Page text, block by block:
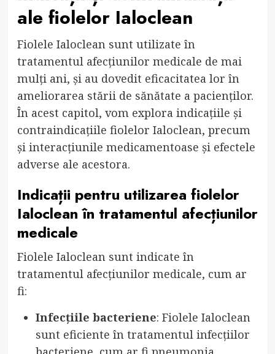
ale fiolelor Ialoclean
Fiolele Ialoclean sunt utilizate în
tratamentul afecțiunilor medicale de mai
mulți ani, și au dovedit eficacitatea lor în
ameliorarea stării de sănătate a pacienților.
În acest capitol, vom explora indicațiile și
contraindicațiile fiolelor Ialoclean, precum
și interacțiunile medicamentoase și efectele
adverse ale acestora.
Indicații pentru utilizarea fiolelor
Ialoclean în tratamentul afecțiunilor
medicale
Fiolele Ialoclean sunt indicate în
tratamentul afecțiunilor medicale, cum ar
fi:
Infecțiile bacteriene: Fiolele Ialoclean
sunt eficiente în tratamentul infecțiilor